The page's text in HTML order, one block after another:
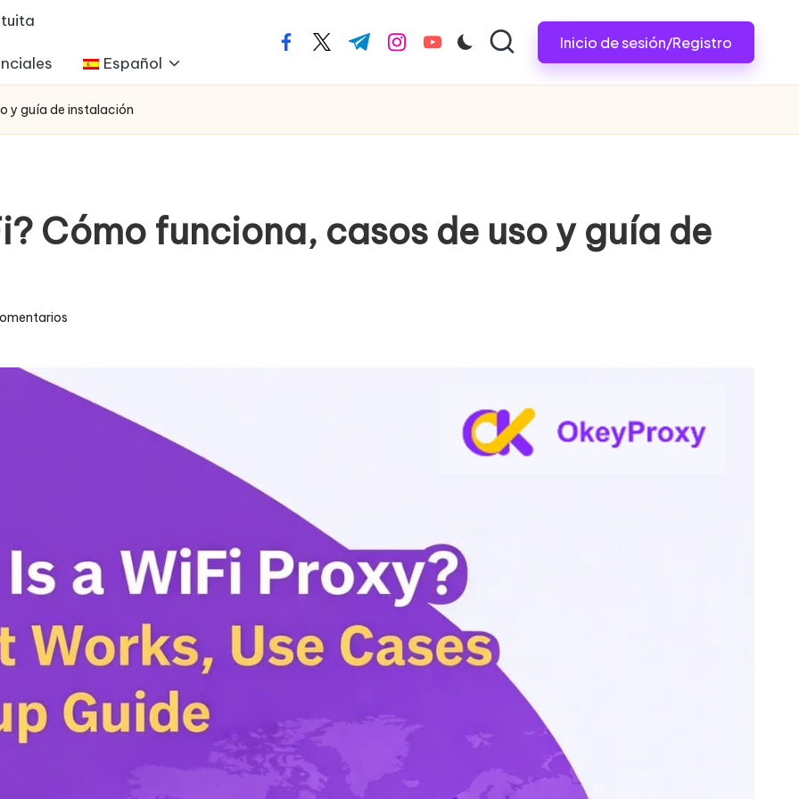
Español
facebook.com
twitter.com
t.me instagram.com
youtube.com Inicio de sesión/Registro
y guía de instalación
Cómo funciona, casos de uso y guía de